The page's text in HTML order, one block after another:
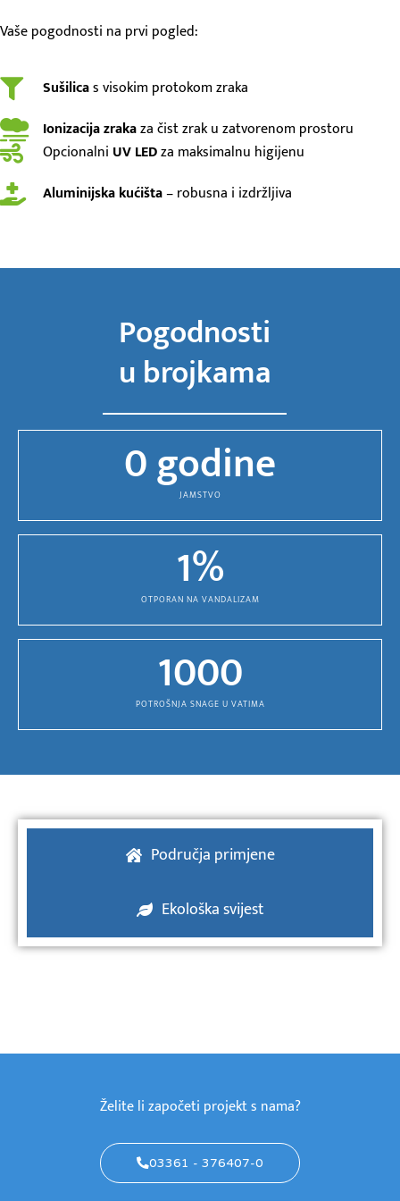
Vaše pogodnosti na prvi pogled:
Sušilicas visokim protokom zraka
Ionizacija zrakaza čist zrak u zatvorenom prostoru
Opcionalni UV LEDza maksimalnu higijenu
Aluminijska kućišta– robusna i izdržljiva
Pogodnosti
u brojkama
JAMSTVO
0 godine
OTPORAN NA VANDALIZAM
1%
POTROŠNJA SNAGE U VATIMA
1000
Područja primjene
Ekološka svijest
Želite li započeti projekt s nama?
03361 - 376407-0